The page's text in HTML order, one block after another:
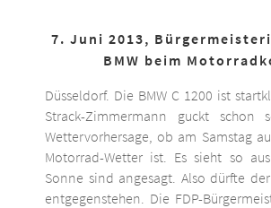
7. Juni 2013,
BMW beim
Düsseldorf. Die BMW C 1200 ist
Strack-Zimmermann guckt schon
Wettervorhersage, ob am Samstag
Motorrad-Wetter ist. Es sieht so
Sonne sind angesagt. Also dürfte
entgegenstehen. Die FDP-